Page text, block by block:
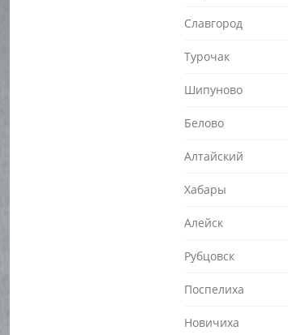
Славгород
Турочак
Шипуново
Белово
Алтайский
Хабары
Алейск
Рубцовск
Поспелиха
Новичиха